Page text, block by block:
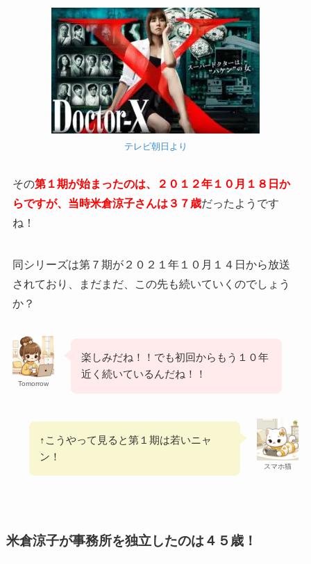
テレビ朝日より
その第１期が始まったのは、２０１２年１０月１８日か
らですが、当時米倉涼子さんは３７歳だったようです
ね！
同シリーズは第７期が２０２１年１０月１４日から放送
されており、まだまだ、この先も続いていくのでしょう
か？
Tomorrow
楽しみだね！！でも初回からもう１０年
近く続いているんだね！！
スマホ猫
↑こうやって見ると第１期は若いニャ
ン！
米倉涼子が事務所を独立したのは４５歳！